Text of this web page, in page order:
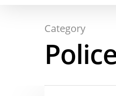
Category